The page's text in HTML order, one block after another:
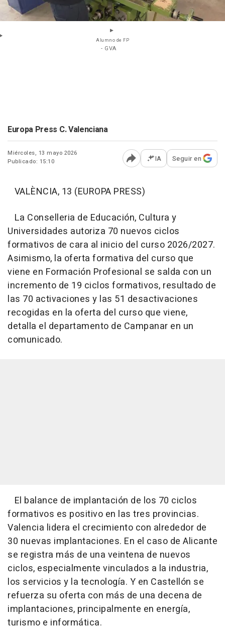
Alumno de FP
- GVA
Europa Press C. Valenciana
Miércoles, 13 mayo 2026
Publicado: 15:10
Abrir opciones para
IA Seguir en
VALÈNCIA, 13 (EUROPA PRESS)
La Conselleria de Educación, Cultura y
Universidades autoriza 70 nuevos ciclos
formativos de cara al inicio del curso 2026/2027.
Asimismo, la oferta formativa del curso que
viene en Formación Profesional se salda con un
incremento de 19 ciclos formativos, resultado de
las 70 activaciones y las 51 desactivaciones
recogidas en la oferta del curso que viene,
detalla el departamento de Campanar en un
comunicado.
El balance de implantación de los 70 ciclos
formativos es positivo en las tres provincias.
Valencia lidera el crecimiento con alrededor de
30 nuevas implantaciones. En el caso de Alicante
se registra más de una veintena de nuevos
ciclos, especialmente vinculados a la industria,
los servicios y la tecnología. Y en Castellón se
refuerza su oferta con más de una decena de
implantaciones, principalmente en energía,
turismo e informática.